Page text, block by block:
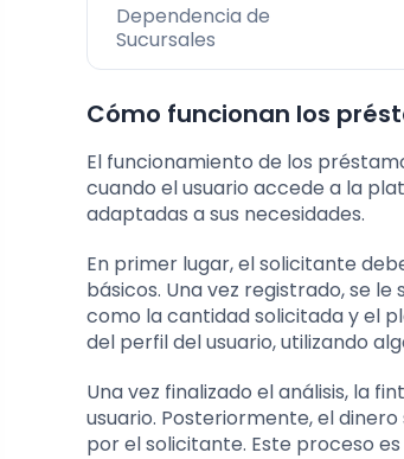
Dependencia de
Sucursales
Cómo funcionan los
El funcionamiento de los
cuando el usuario accede a la
adaptadas a sus necesidades.
En primer lugar, el solicitante
básicos. Una vez registrado, se
como la cantidad solicitada y el
del perfil del usuario, utilizando
Una vez finalizado el análisis, la
usuario. Posteriormente, el
por el solicitante. Este proceso